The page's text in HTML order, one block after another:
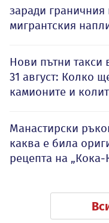
заради граничния
мигрантския
Нови пътни такси
31 август: Колко
камионите и
Манастирски
каква е била
рецепта на „Кока-